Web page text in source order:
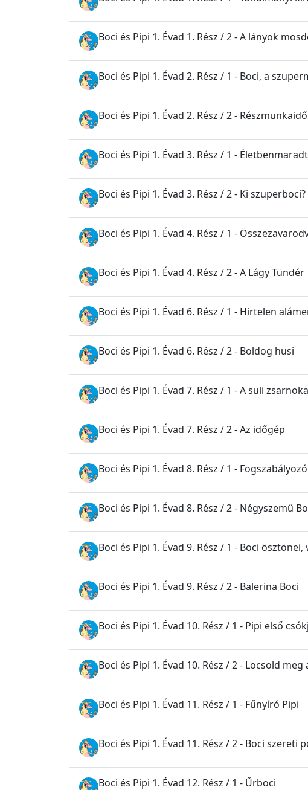
Boci és Pipi 1. Évad 1. Rész / 2 - A lányok
Boci és Pipi 1. Évad 2. Rész / 1 - Boci, a
Boci és Pipi 1. Évad 2. Rész / 2 -
Boci és Pipi 1. Évad 3. Rész / 1 -
Boci és Pipi 1. Évad 3. Rész / 2 - Ki szuperboci?
Boci és Pipi 1. Évad 4. Rész / 1 -
Boci és Pipi 1. Évad 4. Rész / 2 - A Lágy Tündér
Boci és Pipi 1. Évad 6. Rész / 1 - Hirtelen
Boci és Pipi 1. Évad 6. Rész / 2 - Boldog husi
Boci és Pipi 1. Évad 7. Rész / 1 - A suli zsarnoka
Boci és Pipi 1. Évad 7. Rész / 2 - Az időgép
Boci és Pipi 1. Évad 8. Rész / 1 -
Boci és Pipi 1. Évad 8. Rész / 2 - Négyszemű
Boci és Pipi 1. Évad 9. Rész / 1 - Boci ösztönei,
Boci és Pipi 1. Évad 9. Rész / 2 - Balerina Boci
Boci és Pipi 1. Évad 10. Rész / 1 - Pipi első
Boci és Pipi 1. Évad 10. Rész / 2 - Locsold
Boci és Pipi 1. Évad 11. Rész / 1 - Fűnyíró Pipi
Boci és Pipi 1. Évad 11. Rész / 2 - Boci szereti
Boci és Pipi 1. Évad 12. Rész / 1 - Űrboci